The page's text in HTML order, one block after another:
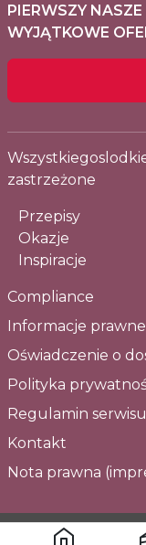
PIERWSZY
WYJĄTKOWE
zastrzeżone
Przepisy
Okazje
Inspiracje
Compliance
Informacje prawne
Oświadczenie o
Polityka
Regulamin serwisu
Kontakt
Nota prawna